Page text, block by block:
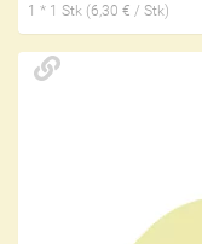
1 * 1 Stk (6,30 € / Stk)